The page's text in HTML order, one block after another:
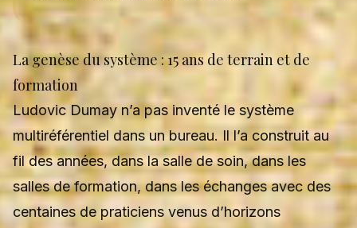
La genèse du système : 15 ans de terrain et de
formation
Ludovic Dumay n’a pas inventé le système
multiréférentiel dans un bureau. Il l’a construit au
fil des années, dans la salle de soin, dans les
salles de formation, dans les échanges avec des
centaines de praticiens venus d’horizons